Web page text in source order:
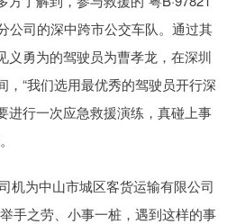
公司的深中跨市公交车队。通过其
义勇为的驾驶员为曹孝龙，在深圳
，“我们选用最优秀的驾驶员开行深
进行一次应急救援演练，真碰上事
机为中山市城区客货运输有限公司
手之劳、小事一桩，遇到这样的事